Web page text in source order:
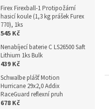
Firex Firexball-1 Protipožární
hasicí koule (1,3 kg prášek Furex
770), 1ks
545 Kč
Nenabíjecí baterie C LS26500 Saft
Lithium 1ks Bulk
439 Kč
Schwalbe plášť Motion
Hurricane 29x2,0 Addix
RaceGuard reflexní pruh
678 Kč